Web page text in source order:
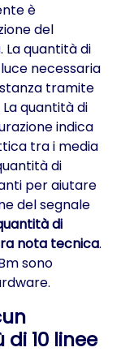
è
del
quantità di
necessaria
tramite
quantità di
indica
tra i media
di
per aiutare
del segnale
di
nota tecnica.
sono
10 linee